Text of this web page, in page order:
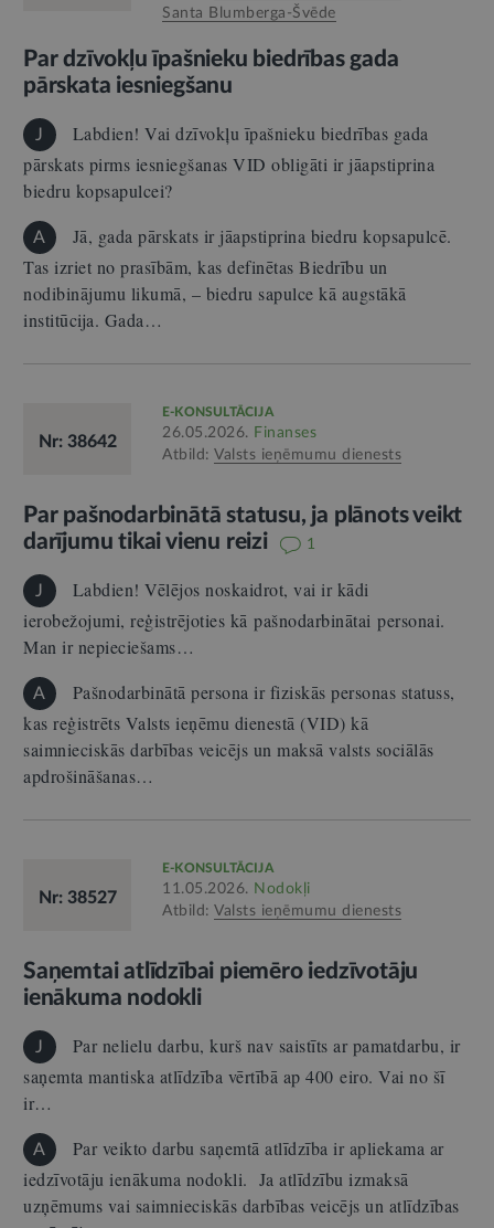
Santa Blumberga-Švēde
Par dzīvokļu īpašnieku biedrības gada
pārskata iesniegšanu
J
Labdien! Vai dzīvokļu īpašnieku biedrības gada
pārskats pirms iesniegšanas VID obligāti ir jāapstiprina
biedru kopsapulcei?
A
Jā, gada pārskats ir jāapstiprina biedru kopsapulcē.
Tas izriet no prasībām, kas definētas Biedrību un
nodibinājumu likumā, – biedru sapulce kā augstākā
institūcija. Gada…
Nr: 38642
E-KONSULTĀCIJA
26.05.2026. Finanses
Atbild: Valsts ieņēmumu dienests
Par pašnodarbinātā statusu, ja plānots veikt
darījumu tikai vienu reizi
1
J
Labdien! Vēlējos noskaidrot, vai ir kādi
ierobežojumi, reģistrējoties kā pašnodarbinātai personai.
Man ir nepieciešams…
A
Pašnodarbinātā persona ir fiziskās personas statuss,
kas reģistrēts Valsts ieņēmu dienestā (VID) kā
saimnieciskās darbības veicējs un maksā valsts sociālās
apdrošināšanas…
Nr: 38527
E-KONSULTĀCIJA
11.05.2026. Nodokļi
Atbild: Valsts ieņēmumu dienests
Saņemtai atlīdzībai piemēro iedzīvotāju
ienākuma nodokli
J
Par nelielu darbu, kurš nav saistīts ar pamatdarbu, ir
saņemta mantiska atlīdzība vērtībā ap 400 eiro. Vai no šī
ir…
A
Par veikto darbu saņemtā atlīdzība ir apliekama ar
iedzīvotāju ienākuma nodokli. Ja atlīdzību izmaksā
uzņēmums vai saimnieciskās darbības veicējs un atlīdzības